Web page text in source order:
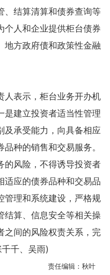
、结算清算和债券查询等
个人和企业提供柜台债券
地方政府债和政策性金融
表示，柜台业务开办机
是建立投资者适当性管理
及承受能力，向具备相应
种的销售和交易服务。
的风险，不得诱导投资者
适应的债券品种和交易品
管理和系统建设，严格规
结算、信息安全等相关操
之间的风险权责关系，完
千、吴雨)
责任编辑：秋叶